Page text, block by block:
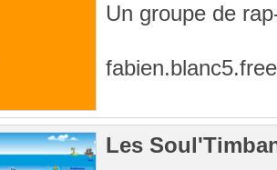
Un groupe de
Les